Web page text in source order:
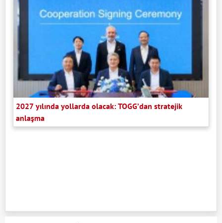
2027 yılında yollarda olacak: TOGG’dan stratejik
anlaşma